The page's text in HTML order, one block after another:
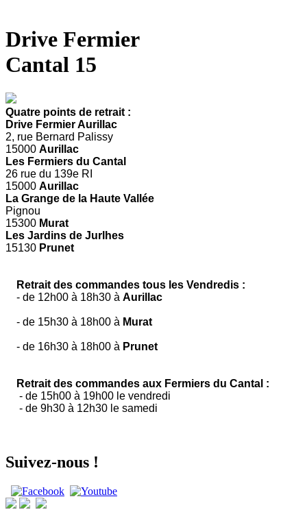
Drive Fermier
Cantal 15
Quatre points de retrait :
Drive Fermier Aurillac
2, rue Bernard Palissy
15000 Aurillac
Les Fermiers du Cantal
26 rue du 139e RI
15000 Aurillac
La Grange de la Haute Vallée
Pignou
15300 Murat
Les Jardins de Jurlhes
15130 Prunet
Retrait des commandes tous les Vendredis :
- de 12h00 à 18h30 à Aurillac
- de 15h30 à 18h00 à Murat
- de 16h30 à 18h00 à Prunet
Retrait des commandes aux Fermiers du Cantal :
- de 15h00 à 19h00 le vendredi
- de 9h30 à 12h30 le samedi
Suivez-nous !